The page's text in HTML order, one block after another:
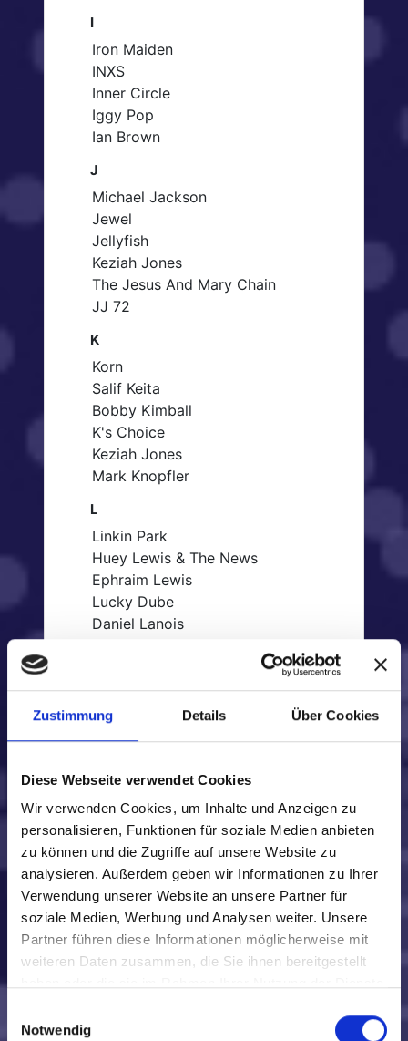
Zustimmung Details Über Cookies
Diese Webseite verwendet Cookies
Wir verwenden Cookies, um Inhalte und Anzeigen zu
personalisieren, Funktionen für soziale Medien anbieten
zu können und die Zugriffe auf unsere Website zu
analysieren. Außerdem geben wir Informationen zu Ihrer
Verwendung unserer Website an unsere Partner für
soziale Medien, Werbung und Analysen weiter. Unsere
Partner führen diese Informationen möglicherweise mit
weiteren Daten zusammen, die Sie ihnen bereitgestellt
Notwendig
I
Iron Maiden
INXS
Inner Circle
Iggy Pop
Ian Brown
J
Michael Jackson
Jewel
Jellyfish
Keziah Jones
The Jesus And Mary Chain
JJ 72
K
Korn
Salif Keita
Bobby Kimball
K's Choice
Keziah Jones
Mark Knopfler
L
Linkin Park
Huey Lewis & The News
Ephraim Lewis
Lucky Dube
Daniel Lanois
Loona
Lambretta
M
Alanis Morisette
Steve Miller
Nathalie Merchant
MSG (McAuley/Schenker)
Ziggy Marley & The Melody Makers
Manic Street Preachers
Manfred Mann
Jeff Mills
Miles
Molly Hatchet